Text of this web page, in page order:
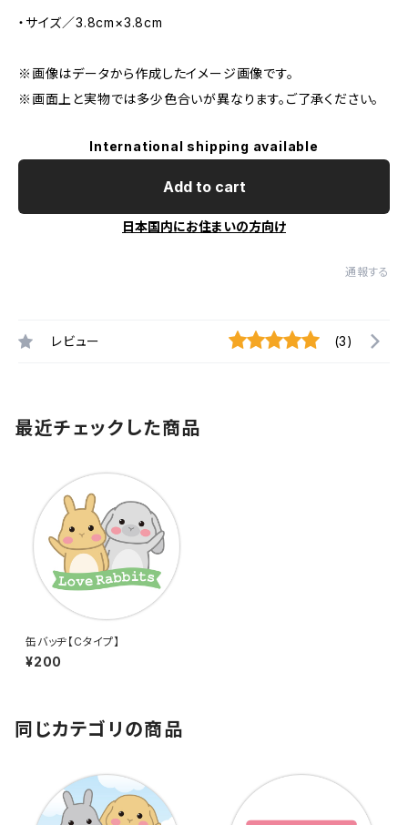
・サイズ／3.8cm×3.8cm
※画像はデータから作成したイメージ画像です。
※画面上と実物では多少色合いが異なります。ご了承ください。
International shipping available
Add to cart
日本国内にお住まいの方向け
通報する
レビュー (3)
最近チェックした商品
缶バッヂ【Cタイプ】
¥200
同じカテゴリの商品